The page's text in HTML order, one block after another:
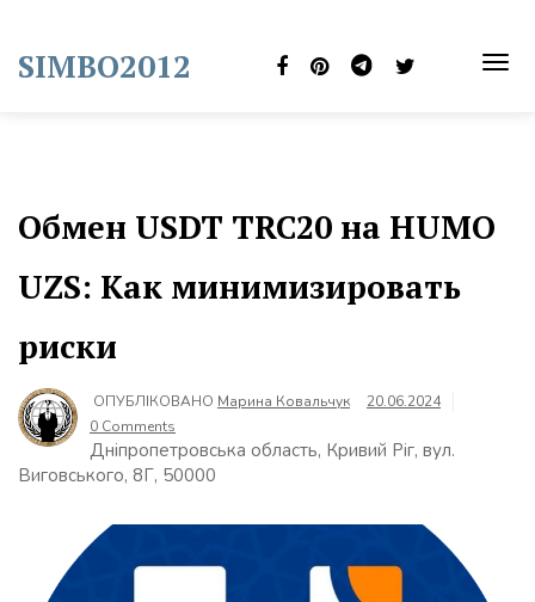
content
SIMBO2012
Обмен USDT TRC20 на HUMO
UZS: Как минимизировать
риски
ОПУБЛІКОВАНО Марина Ковальчук
20.06.2024
0 Comments
Дніпропетровська область, Кривий Ріг, вул.
Виговського, 8Г, 50000